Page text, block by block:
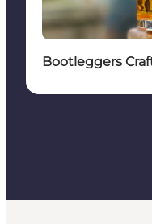
Bootleggers